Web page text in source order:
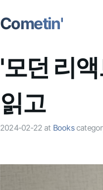
Cometin'
'모던 리
읽고
2024-02-22 at Books